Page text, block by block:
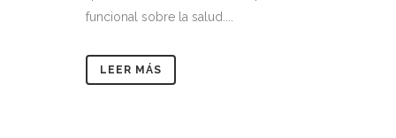
funcional sobre la salud....
LEER MÁS